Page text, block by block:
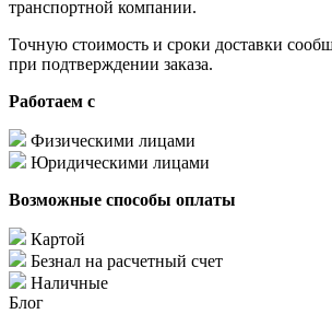
транспортной компании.
Точную стоимость и сроки доставки
при подтверждении заказа.
Работаем с
Физическими лицами
Юридическими лицами
Возможные способы оплаты
Картой
Безнал на расчетный счет
Наличные
Блог